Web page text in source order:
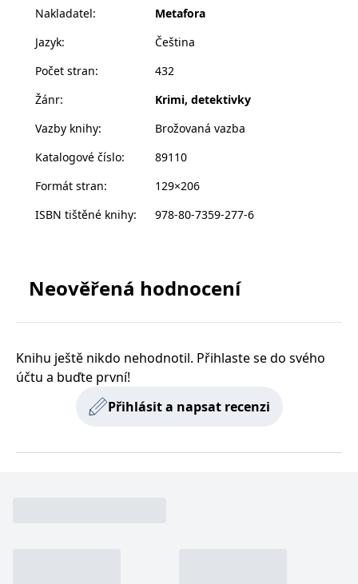
A všechno nasvědčuje tomu, že posvátnou relikvií
na níž prý je zapsáno tajemství samotného Stvoření.
Caedmon a jeho přítelkyně Edie však brzy zjistí, že na
smrtelného nepřítele.
Brownem v sukních“.
Nakladatel:
Metafora
Jazyk:
Čeština
Počet stran:
432
Žánr:
Krimi, detektivky
Vazby knihy:
Brožovaná vazba
Katalogové číslo:
89110
Formát stran:
129×206
ISBN tištěné knihy: 978-80-7359-277-6
Neověřená hodnocení
Knihu ještě nikdo nehodnotil. Přihlaste se do svého
účtu a buďte první!
Přihlásit a napsat recenzi